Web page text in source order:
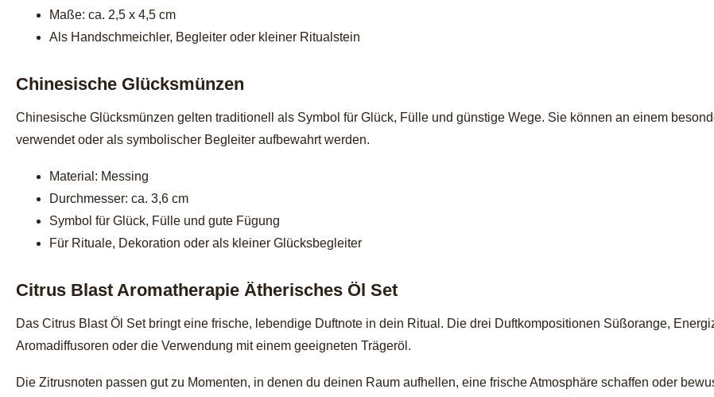
Maße: ca. 2,5 x 4,5 cm
Als Handschmeichler, Begleiter oder kleiner Ritualstein
Chinesische Glücksmünzen
Chinesische Glücksmünzen gelten traditionell als Symbol für Glück, Fülle und günstige Wege. Sie können an einem
verwendet oder als symbolischer Begleiter aufbewahrt werden.
Material: Messing
Durchmesser: ca. 3,6 cm
Symbol für Glück, Fülle und gute Fügung
Für Rituale, Dekoration oder als kleiner Glücksbegleiter
Citrus Blast Aromatherapie Ätherisches Öl Set
Das Citrus Blast Öl Set bringt eine frische, lebendige Duftnote in dein Ritual. Die drei Duftkompositionen Süßorange,
Aromadiffusoren oder die Verwendung mit einem geeigneten Trägeröl.
Die Zitrusnoten passen gut zu Momenten, in denen du deinen Raum aufhellen, eine frische Atmosphäre schaffen oder